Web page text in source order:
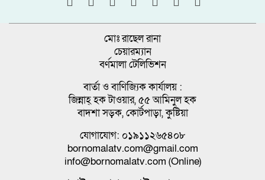
মোঃ রাছেল রানা
চেয়ারম্যান
বর্ণমালা টেলিভিশন
বার্তা ও বাণিজ্যিক কার্যালয় :
জিন্নাহ্ হক টাওয়ার, ৫৫ আমিনুল হক
বাদশা সড়ক, কোর্টপাড়া, কুষ্টিয়া
যোগাযোগ: ০১৯১১২৬৫৪০৮
bornomalatv.com@gmail.com
info@bornomalatv.com (Online)